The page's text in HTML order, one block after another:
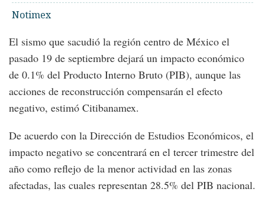
Notimex
El sismo que sacudió la región centro de México el
pasado 19 de septiembre dejará un impacto económico
de 0.1% del Producto Interno Bruto (PIB), aunque las
acciones de reconstrucción compensarán el efecto
negativo, estimó Citibanamex.
De acuerdo con la Dirección de Estudios Económicos, el
impacto negativo se concentrará en el tercer trimestre del
año como reflejo de la menor actividad en las zonas
afectadas, las cuales representan 28.5% del PIB nacional.